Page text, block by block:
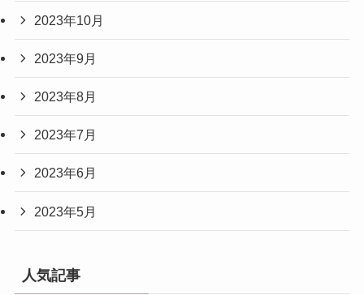
2023年10月
2023年9月
2023年8月
2023年7月
2023年6月
2023年5月
人気記事